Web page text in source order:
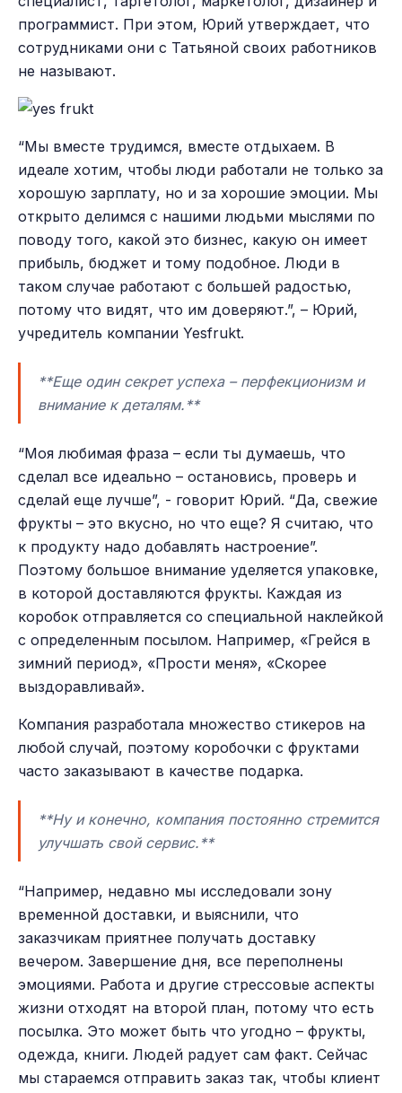
программист. При этом, Юрий утверждает, что
сотрудниками они с Татьяной своих работников
не называют.
“Мы вместе трудимся, вместе отдыхаем. В
идеале хотим, чтобы люди работали не только за
хорошую зарплату, но и за хорошие эмоции. Мы
открыто делимся с нашими людьми мыслями по
поводу того, какой это бизнес, какую он имеет
прибыль, бюджет и тому подобное. Люди в
таком случае работают с большей радостью,
потому что видят, что им доверяют.”, – Юрий,
учредитель компании Yesfrukt.
**Еще один секрет успеха – перфекционизм и
внимание к деталям.**
“Моя любимая фраза – если ты думаешь, что
сделал все идеально – остановись, проверь и
сделай еще лучше”, - говорит Юрий. “Да, свежие
фрукты – это вкусно, но что еще? Я считаю, что
к продукту надо добавлять настроение”.
Поэтому большое внимание уделяется упаковке,
в которой доставляются фрукты. Каждая из
коробок отправляется со специальной наклейкой
с определенным посылом. Например, «Грейся в
зимний период», «Прости меня», «Скорее
выздоравливай».
Компания разработала множество стикеров на
любой случай, поэтому коробочки с фруктами
часто заказывают в качестве подарка.
**Ну и конечно, компания постоянно стремится
улучшать свой сервис.**
“Например, недавно мы исследовали зону
временной доставки, и выяснили, что
заказчикам приятнее получать доставку
вечером. Завершение дня, все переполнены
эмоциями. Работа и другие стрессовые аспекты
жизни отходят на второй план, потому что есть
посылка. Это может быть что угодно – фрукты,
одежда, книги. Людей радует сам факт. Сейчас
мы стараемся отправить заказ так, чтобы клиент